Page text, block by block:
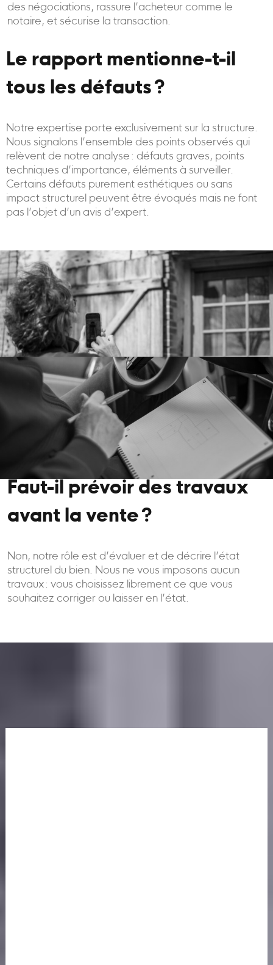
des négociations, rassure l’acheteur comme le
notaire, et sécurise la transaction.
Le rapport mentionne-t-il
tous les défauts ?
Notre expertise porte exclusivement sur la structure.
Nous signalons l’ensemble des points observés qui
relèvent de notre analyse : défauts graves, points
techniques d’importance, éléments à surveiller.
Certains défauts purement esthétiques ou sans
impact structurel peuvent être évoqués mais ne font
pas l’objet d’un avis d’expert.
Faut-il prévoir des travaux
avant la vente ?
Non, notre rôle est d’évaluer et de décrire l’état
structurel du bien. Nous ne vous imposons aucun
travaux : vous choisissez librement ce que vous
souhaitez corriger ou laisser en l’état.